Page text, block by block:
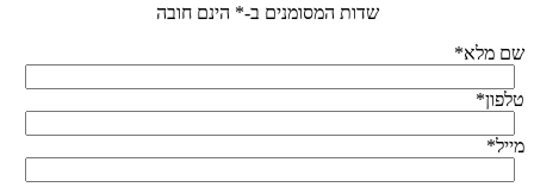
שדות המסומנים ב-* הינם חובה
שם מלא*
טלפון*
מייל*